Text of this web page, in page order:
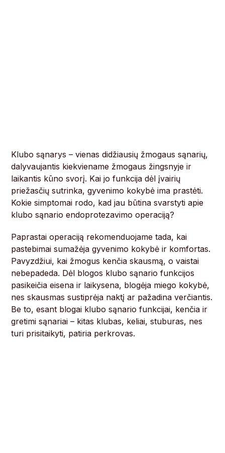
Klubo sąnarys – vienas didžiausių žmogaus sąnarių,
dalyvaujantis kiekviename žmogaus žingsnyje ir
laikantis kūno svorį. Kai jo funkcija dėl įvairių
priežasčių sutrinka, gyvenimo kokybė ima prastėti.
Kokie simptomai rodo, kad jau būtina svarstyti apie
klubo sąnario endoprotezavimo operaciją?
Paprastai operaciją rekomenduojame tada, kai
pastebimai sumažėja gyvenimo kokybė ir komfortas.
Pavyzdžiui, kai žmogus kenčia skausmą, o vaistai
nebepadeda. Dėl blogos klubo sąnario funkcijos
pasikeičia eisena ir laikysena, blogėja miego kokybė,
nes skausmas sustiprėja naktį ar pažadina verčiantis.
Be to, esant blogai klubo sąnario funkcijai, kenčia ir
gretimi sąnariai – kitas klubas, keliai, stuburas, nes
turi prisitaikyti, patiria perkrovas.